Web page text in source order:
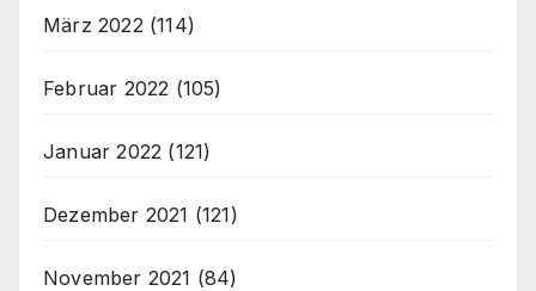
März 2022 (114)
Februar 2022 (105)
Januar 2022 (121)
Dezember 2021 (121)
November 2021 (84)